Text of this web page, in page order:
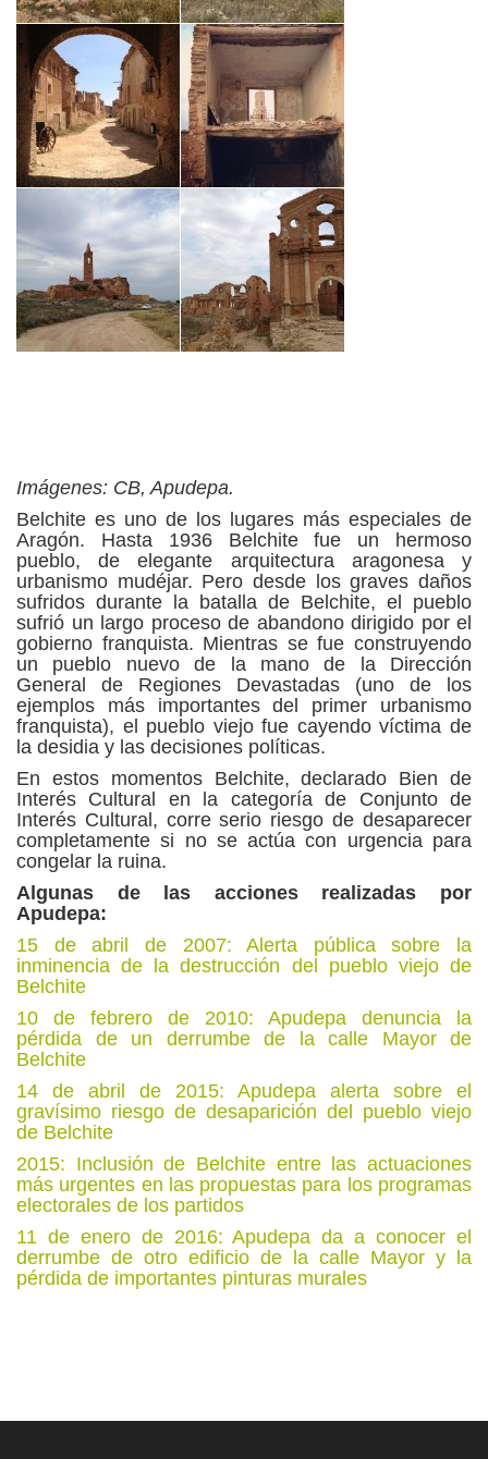
Imágenes: CB, Apudepa.
Belchite es uno de los lugares más especiales de
Aragón. Hasta 1936 Belchite fue un hermoso
pueblo, de elegante arquitectura aragonesa y
urbanismo mudéjar. Pero desde los graves daños
sufridos durante la batalla de Belchite, el pueblo
sufrió un largo proceso de abandono dirigido por el
gobierno franquista. Mientras se fue construyendo
un pueblo nuevo de la mano de la Dirección
General de Regiones Devastadas (uno de los
ejemplos más importantes del primer urbanismo
franquista), el pueblo viejo fue cayendo víctima de
la desidia y las decisiones políticas.
En estos momentos Belchite, declarado Bien de
Interés Cultural en la categoría de Conjunto de
Interés Cultural, corre serio riesgo de desaparecer
completamente si no se actúa con urgencia para
congelar la ruina.
Algunas de las acciones realizadas por
Apudepa:
15 de abril de 2007: Alerta pública sobre la
inminencia de la destrucción del pueblo viejo de
Belchite
10 de febrero de 2010: Apudepa denuncia la
pérdida de un derrumbe de la calle Mayor de
Belchite
14 de abril de 2015: Apudepa alerta sobre el
gravísimo riesgo de desaparición del pueblo viejo
de Belchite
2015: Inclusión de Belchite entre las actuaciones
más urgentes en las propuestas para los programas
electorales de los partidos
11 de enero de 2016: Apudepa da a conocer el
derrumbe de otro edificio de la calle Mayor y la
pérdida de importantes pinturas murales